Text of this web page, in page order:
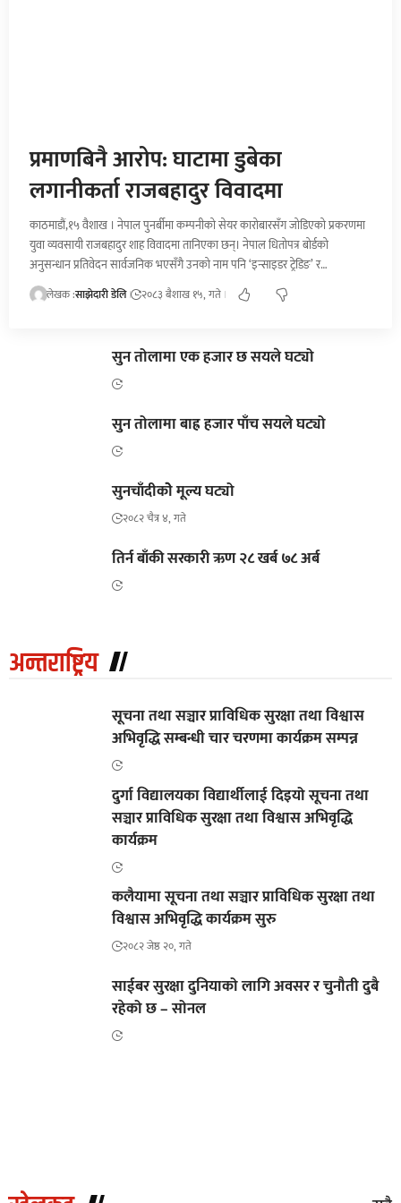
प्रमाणबिनै आरोप: घाटामा डुबेका
लगानीकर्ता राजबहादुर विवादमा
काठमाडौं,१५ वैशाख । नेपाल पुनर्बीमा कम्पनीको सेयर कारोबारसँग जोडिएको प्रकरणमा
युवा व्यवसायी राजबहादुर शाह विवादमा तानिएका छन्। नेपाल धितोपत्र बोर्डको
अनुसन्धान प्रतिवेदन सार्वजनिक भएसँगै उनको नाम पनि ‘इन्साइडर ट्रेडिङ’ र…
लेखक :साझेदारी डेलि २०८३ बैशाख १५, गते
सुन तोलामा एक हजार छ सयले घट्यो
सुन तोलामा बाह्र हजार पाँच सयले घट्यो
सुनचाँदीकोे मूल्य घट्यो
२०८२ चैत्र ४, गते
तिर्न बाँकी सरकारी ऋण २८ खर्ब ७८ अर्ब
अन्तराष्ट्रिय
सूचना तथा सञ्चार प्राविधिक सुरक्षा तथा विश्वास
अभिवृद्धि सम्बन्धी चार चरणमा कार्यक्रम सम्पन्न
दुर्गा विद्यालयका विद्यार्थीलाई दिइयो सूचना तथा
सञ्चार प्राविधिक सुरक्षा तथा विश्वास अभिवृद्धि
कार्यक्रम
कलैयामा सूचना तथा सञ्चार प्राविधिक सुरक्षा तथा
विश्वास अभिवृद्धि कार्यक्रम सुरु
२०८२ जेष्ठ २०, गते
साईबर सुरक्षा दुनियाको लागि अवसर र चुनौती दुबै
रहेको छ – सोनल